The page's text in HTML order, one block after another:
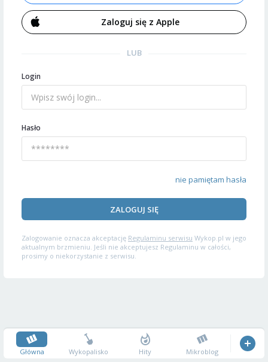
Zaloguj się z Apple
LUB
Login
Hasło
nie pamiętam hasła
ZALOGUJ SIĘ
Zalogowanie oznacza akceptację Regulaminu serwisu Wykop.pl w jego
aktualnym brzmieniu. Jeśli nie akceptujesz Regulaminu w całości,
prosimy o niekorzystanie z serwisu.
Główna Wykopalisko Hity Mikroblog